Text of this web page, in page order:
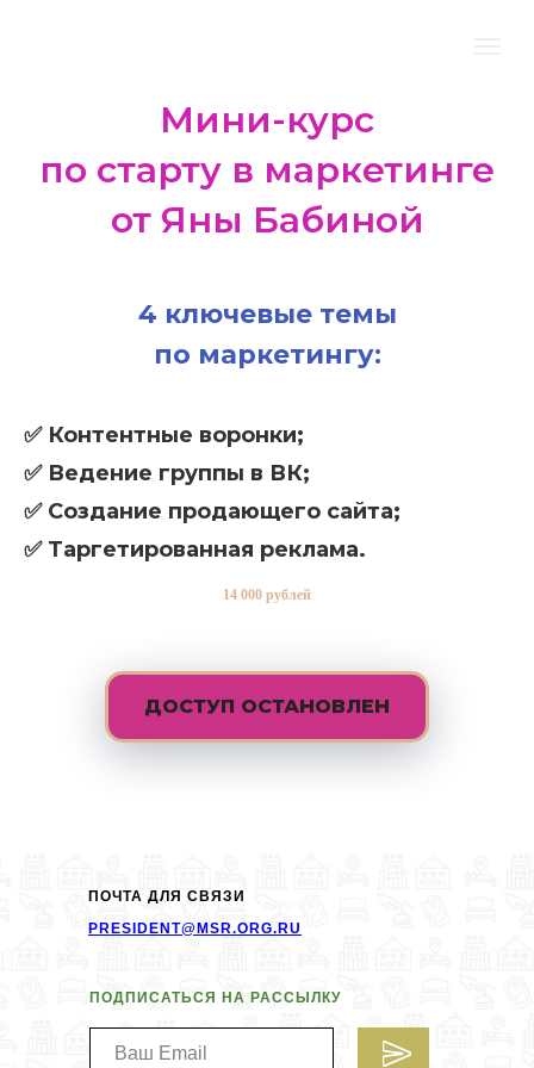
Мини-курс
по старту в маркетинге
от Яны Бабиной
4 ключевые темы
по маркетингу:
✅ Контентные воронки;
✅ Ведение группы в ВК;
✅ Создание продающего сайта;
✅ Таргетированная реклама.
14 000 рублей
ДОСТУП ОСТАНОВЛЕН
ПОЧТА ДЛЯ СВЯЗИ
ПОДПИСАТЬСЯ НА РАССЫЛКУ
PRESIDENT@MSR.ORG.RU